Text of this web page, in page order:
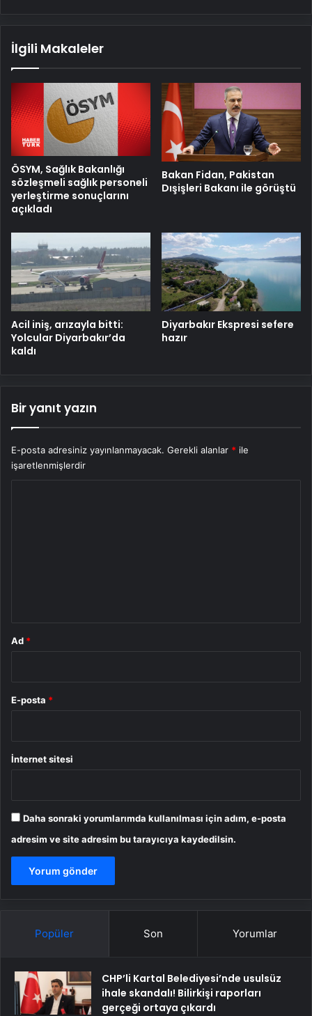
İlgili Makaleler
ÖSYM, Sağlık Bakanlığı
sözleşmeli sağlık personeli
yerleştirme sonuçlarını
açıkladı
Bakan Fidan, Pakistan
Dışişleri Bakanı ile görüştü
Acil iniş, arızayla bitti:
Yolcular Diyarbakır’da
kaldı
Diyarbakır Ekspresi sefere
hazır
Bir yanıt yazın
E-posta adresiniz yayınlanmayacak. Gerekli alanlar * ile
işaretlenmişlerdir
Ad *
E-posta *
İnternet sitesi
Daha sonraki yorumlarımda kullanılması için adım, e-posta
adresim ve site adresim bu tarayıcıya kaydedilsin.
Popüler Son Yorumlar
CHP’li Kartal Belediyesi’nde usulsüz
ihale skandalı! Bilirkişi raporları
gerçeği ortaya çıkardı